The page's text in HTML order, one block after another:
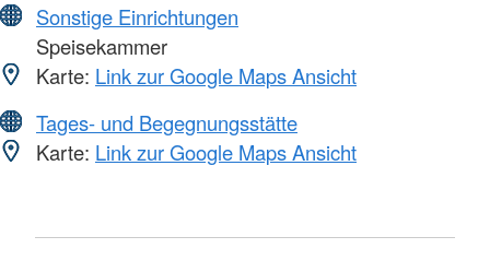
Sonstige Einrichtungen
Speisekammer
Karte: Link zur Google Maps Ansicht
Tages- und Begegnungsstätte
Karte: Link zur Google Maps Ansicht